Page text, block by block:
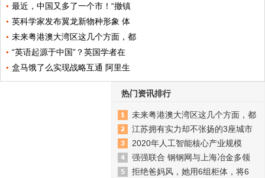
最近，中国又多了一个市！“撤镇
英科学家发布翼龙新物种形象 体
未来粤港澳大湾区这几个方面，都
“英语起源于中国”？英国学者在
盒马饿了么实现战略互通 阿里生
热门资讯排行
未来粤港澳大湾区这几个方面，都
江苏拥有实力却不张扬的3座城市
2020年人工智能核心产业规模
强强联合 钢钢网与上海冶金多领
拒绝爸妈风，她用6组柜体，将6